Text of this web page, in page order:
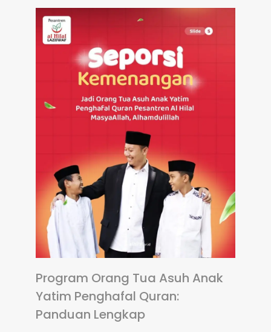
Program Orang Tua Asuh Anak
Yatim Penghafal Quran:
Panduan Lengkap